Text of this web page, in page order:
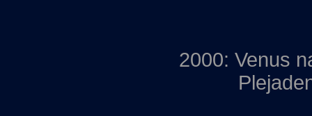
2000: Venus